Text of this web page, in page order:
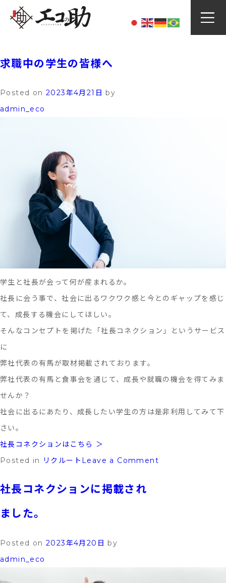
投稿者:admin_eco
求職中の学生の皆様へ
Posted on2023年4月21日 by
admin_eco
学生と社長が会って何が産まれるか。
社長に会う事で、社会に出るワクワク感と今とのギャップを感じ
て、成長する機会にしてほしい。
そんなコンセプトを掲げた「社長コネクション」というサービス
に
弊社代表の有馬が取材掲載されております。
弊社代表の有馬と食事会を通じて、成長や就職の機会を得てみま
せんか？
社会に出るにあたり、成長したい学生の方は是非利用してみて下
さい。
社長コネクションはこちら ＞
Posted in
リクルート Leave a Comment
社長コネクションに掲載され
ました。
Posted on2023年4月20日 by
admin_eco